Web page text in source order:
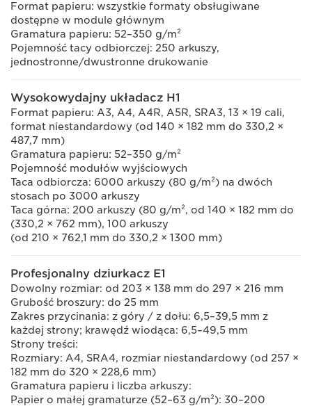
Format papieru: wszystkie formaty obsługiwane
dostępne w module głównym
Gramatura papieru: 52–350 g/m²
Pojemność tacy odbiorczej: 250 arkuszy,
jednostronne/dwustronne drukowanie
Wysokowydajny układacz H1
Format papieru: A3, A4, A4R, A5R, SRA3, 13 × 19 cali,
format niestandardowy (od 140 × 182 mm do 330,2 ×
487,7 mm)
Gramatura papieru: 52–350 g/m²
Pojemność modułów wyjściowych
Taca odbiorcza: 6000 arkuszy (80 g/m²) na dwóch
stosach po 3000 arkuszy
Taca górna: 200 arkuszy (80 g/m², od 140 × 182 mm do
(330,2 × 762 mm), 100 arkuszy
(od 210 × 762,1 mm do 330,2 × 1300 mm)
Profesjonalny dziurkacz E1
Dowolny rozmiar: od 203 × 138 mm do 297 × 216 mm
Grubość broszury: do 25 mm
Zakres przycinania: z góry / z dołu: 6,5–39,5 mm z
każdej strony; krawędź wiodąca: 6,5–49,5 mm
Strony treści:
Rozmiary: A4, SRA4, rozmiar niestandardowy (od 257 ×
182 mm do 320 × 228,6 mm)
Gramatura papieru i liczba arkuszy:
Papier o małej gramaturze (52–63 g/m²): 30–200